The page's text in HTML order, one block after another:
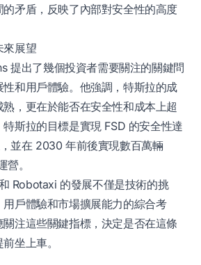
矛盾，反映了內部對安全性的高度
來展望
提出了幾個投資者需要關注的關鍵問
和用戶體驗。他強調，特斯拉的成
，更在於能否在安全性和成本上超
斯拉的目標是實現 FSD 的安全性達
並在 2030 年前後實現數百萬輛
。
Robotaxi 的發展不僅是技術的挑
戶體驗和市場擴展能力的綜合考
注這些關鍵指標，決定是否在這條
坐上車。